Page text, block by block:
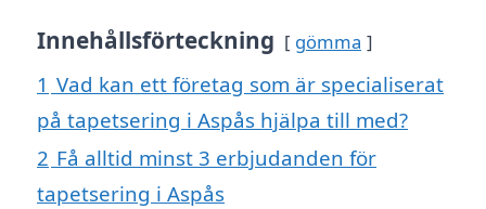
Innehållsförteckning gömma
1 Vad kan ett företag som är specialiserat
på tapetsering i Aspås hjälpa till med?
2 Få alltid minst 3 erbjudanden för
tapetsering i Aspås